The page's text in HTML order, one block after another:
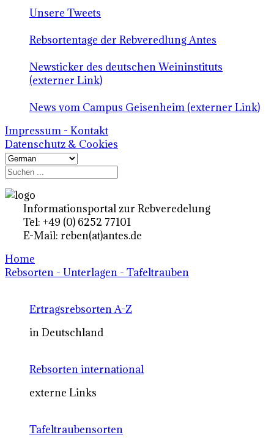
Unsere Tweets
Rebsortentage der Rebveredlung Antes
Newsticker des deutschen Weininstituts
(externer Link)
News vom Campus Geisenheim (externer Link)
Impressum - Kontakt
Datenschutz & Cookies
Informationsportal zur Rebveredelung
Tel: +49 (0) 6252 77101
E-Mail: reben(at)antes.de
Home
Rebsorten - Unterlagen - Tafeltrauben
Ertragsrebsorten A-Z
in Deutschland
Rebsorten international
externe Links
Tafeltraubensorten